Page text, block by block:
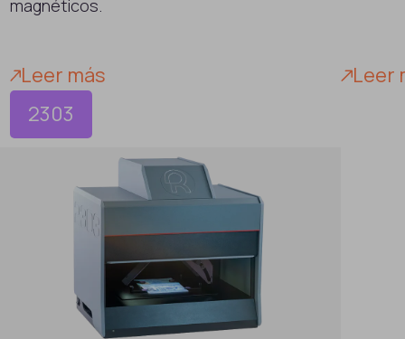
magnéticos.
Leer más
Leer
2303